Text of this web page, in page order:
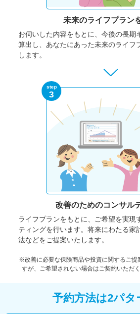
未来のライフプラン
お伺いした内容をもとに、今後の長期
算出し、あなたにあった未来のライフ
します。
step
3
改善のためのコンサル
ライフプランをもとに、ご希望を実現
ティングを行います。将来にわたる家
法などをご提案いたします。
※改善に必要な保険商品や投資に関するご提
すが、ご希望されない場合はご契約いただ
予約方法は2パタ